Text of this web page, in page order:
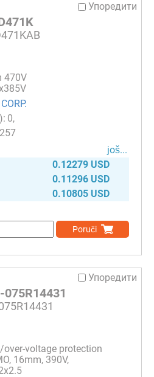
Упоредити
470V
0
јоš...
0.12279 USD
0.11296 USD
0.10805 USD
Poruči
Упоредити
075R14431
voltage protection
16mm, 390V,